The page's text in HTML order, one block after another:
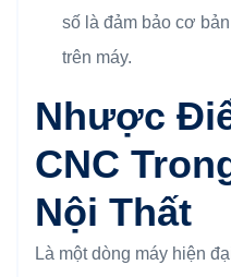
số là đảm bảo cơ
trên máy.
Nhược
CNC
Nội Thất
Là một dòng máy hiện